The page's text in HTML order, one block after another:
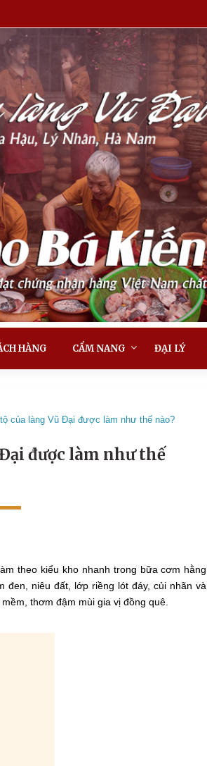
HÀNG CẨM NANG ĐẠI LÝ
của làng Vũ Đại được làm như thế nào?
được làm như thế
theo kiểu kho nhanh trong bữa cơm hằng
đen, niêu đất, lớp riềng lót đáy, củi nhãn và
thơm đậm mùi gia vị đồng quê.